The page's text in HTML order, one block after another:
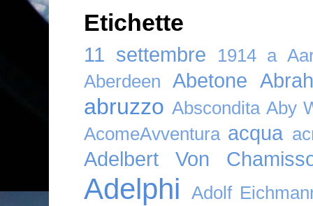
Etichette
11 settembre 1914 a
Aberdeen
Abetone
abruzzo Abscondita Aby
AcomeAvventura acqua
Adelbert Von
Adelphi
Adolf